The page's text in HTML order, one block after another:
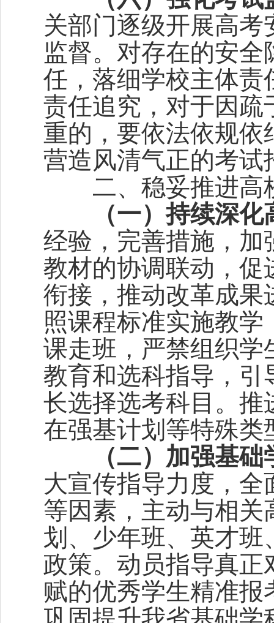
关部门逐级开展高
监督。对存在的安
任，落细学校主体责
责任追究，对于因疏
重的，要依法依规
营造风清气正的考试
二、稳妥推进高
（一）持续深化
经验，完善措施，加
教材的协调联动，促
衔接，推动改革成果
照课程标准实施教
课走班，严禁组织学
教育和选科指导，引
长选择选考科目。推
在强基计划等特殊类
（二）加强基础
大宣传指导力度，
等因素，主动与相
划、少年班、英才
政策。动员指导真
赋的优秀学生精准